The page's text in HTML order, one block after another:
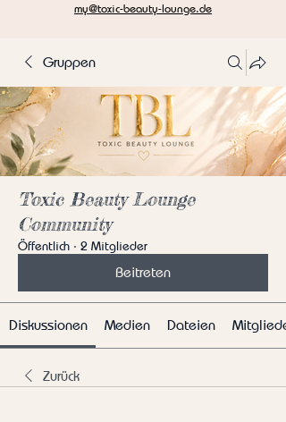
my@toxic-beauty-lounge.de
Gruppen
Toxic Beauty Lounge
Community
Öffentlich · 2 Mitglieder
Beitreten
Diskussionen Medien Dateien Mitglieder
Zurück